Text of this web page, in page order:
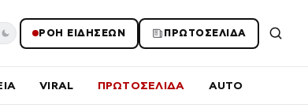
ΡΟΗ ΕΙΔΗΣΕΩΝ ΠΡΩΤΟΣΕΛΙΔΑ
VIRAL ΠΡΩΤΟΣΕΛΙΔΑ AUTO